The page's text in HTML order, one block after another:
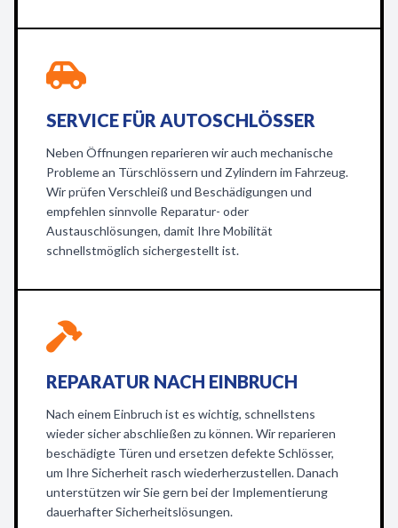
SERVICE FÜR AUTOSCHLÖSSER
Neben Öffnungen reparieren wir auch mechanische
Probleme an Türschlössern und Zylindern im Fahrzeug.
Wir prüfen Verschleiß und Beschädigungen und
empfehlen sinnvolle Reparatur- oder
Austauschlösungen, damit Ihre Mobilität
schnellstmöglich sichergestellt ist.
REPARATUR NACH EINBRUCH
Nach einem Einbruch ist es wichtig, schnellstens
wieder sicher abschließen zu können. Wir reparieren
beschädigte Türen und ersetzen defekte Schlösser,
um Ihre Sicherheit rasch wiederherzustellen. Danach
unterstützen wir Sie gern bei der Implementierung
dauerhafter Sicherheitslösungen.